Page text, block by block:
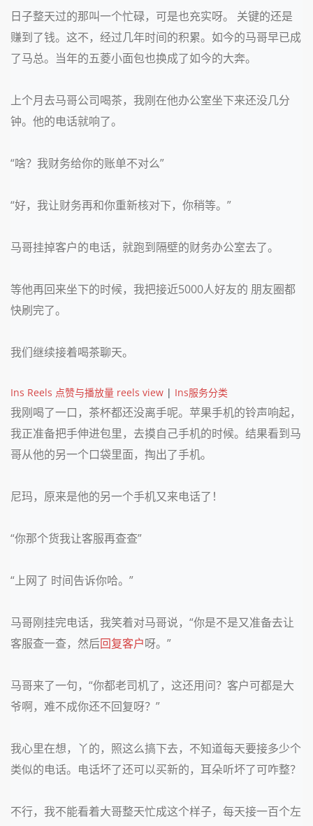
日子整天过的那叫一个忙碌，可是也充实呀。 关键的还是
赚到了钱。这不，经过几年时间的积累。如今的马哥早已成
了马总。当年的五菱小面包也换成了如今的大奔。
上个月去马哥公司喝茶，我刚在他办公室坐下来还没几分
钟。他的电话就响了。
“啥？我财务给你的账单不对么”
“好，我让财务再和你重新核对下，你稍等。”
马哥挂掉客户的电话，就跑到隔壁的财务办公室去了。
等他再回来坐下的时候，我把接近5000人好友的 朋友圈都
快刷完了。
我们继续接着喝茶聊天。
Ins Reels 点赞与播放量 reels view | Ins服务分类
我刚喝了一口，茶杯都还没离手呢。苹果手机的铃声响起，
我正准备把手伸进包里，去摸自己手机的时候。结果看到马
哥从他的另一个口袋里面，掏出了手机。
尼玛，原来是他的另一个手机又来电话了！
“你那个货我让客服再查查”
“上网了 时间告诉你哈。”
马哥刚挂完电话，我笑着对马哥说，“你是不是又准备去让
客服查一查，然后回复客户呀。”
马哥来了一句，“你都老司机了，这还用问？客户可都是大
爷啊，难不成你还不回复呀？”
我心里在想，丫的，照这么搞下去，不知道每天要接多少个
类似的电话。电话坏了还可以买新的，耳朵听坏了可咋整？
不行，我不能看着大哥整天忙成这个样子，每天接一百个左